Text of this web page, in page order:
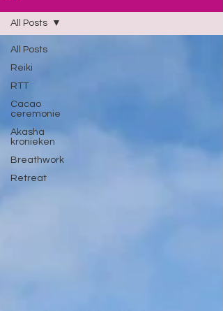
All Posts
Reiki
RTT
Cacao
ceremonie
Akasha
kronieken
Breathwork
Retreat
All Posts